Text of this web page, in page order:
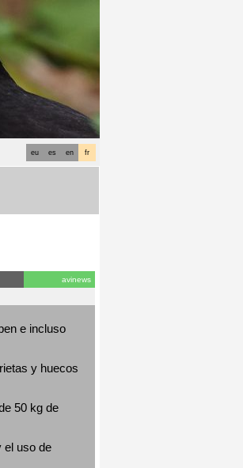
fr
en
es
eu
avinews
e incluso
y huecos
50 kg de
el uso de